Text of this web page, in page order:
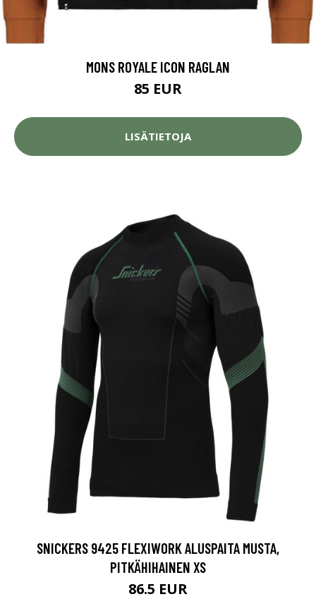
MONS ROYALE ICON RAGLAN
85 EUR
LISÄTIETOJA
SNICKERS 9425 FLEXIWORK ALUSPAITA MUSTA,
PITKÄHIHAINEN XS
86.5 EUR